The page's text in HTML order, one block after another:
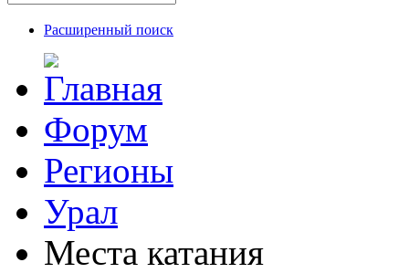
Расширенный поиск
Форум
Регионы
Урал
Места катания